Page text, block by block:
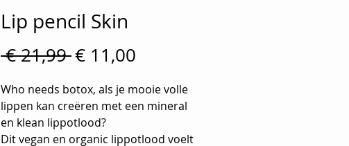
Lip pencil Skin
€ 21,99 Normale
prijs
€ 11,00
Who needs botox, als je mooie volle
lippen kan creëren met een mineral
en klean lippotlood?
Dit vegan en organic lippotlood voelt